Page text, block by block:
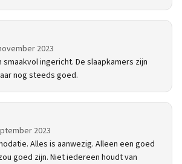
2023
smaakvol ingericht. De slaapkamers zijn
nog steeds goed.
2023
Alles is aanwezig. Alleen een goed
goed zijn. Niet iedereen houdt van